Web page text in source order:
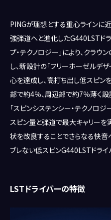
PINGが理想とする重心ラインに
強弾道へと進化したG440LSTドラ
プ・テクノロジー」により、クラ
し、新設計の「フリーホーゼルデ
心を達成し、高打ち出し低スピン
部で約4％、周辺部で約7％薄く設
「スピンシステンシー・テクノロ
スピン量と弾道で最大キャリーを
状を改良することでさらなる快音
ブレない低スピンG440LSTドライ
LSTドライバーの特徴